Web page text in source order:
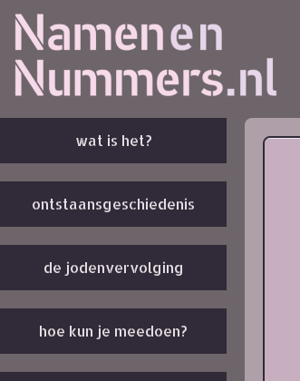
wat is het?
ontstaansgeschiedenis
de jodenvervolging
hoe kun je meedoen?